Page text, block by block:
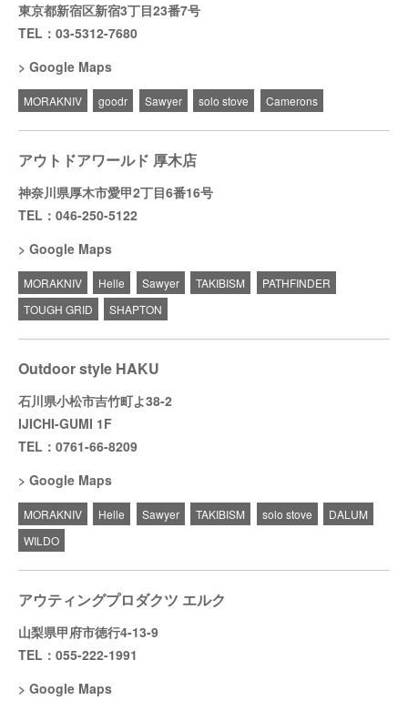
東京都新宿区新宿3丁目23番7号
TEL：03-5312-7680
Google Maps
MORAKNIV goodr Sawyer solo stove Camerons
アウトドアワールド 厚木店
神奈川県厚木市愛甲2丁目6番16号
TEL：046-250-5122
Google Maps
MORAKNIV Helle Sawyer TAKIBISM
PATHFINDER
TOUGH GRID
SHAPTON
Outdoor style HAKU
石川県小松市吉竹町よ38-2
IJICHI-GUMI 1F
TEL：0761-66-8209
Google Maps
MORAKNIV Helle Sawyer TAKIBISM solo stove
DALUM
WILDO
アウティングプロダクツ エルク
山梨県甲府市徳行4-13-9
TEL：055-222-1991
Google Maps